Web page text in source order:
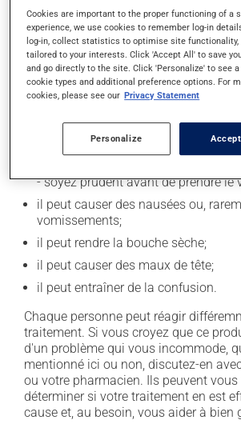
vous est permise, veuillez en discuter
pharmacien ou votre médecin.
Effets indésirables
En plus de ses effets recherchés, ce
l'occasion entraîner certains effets
secondaires), notamment :
- soyez prudent avant de prendre le
il peut causer des nausées ou,
vomissements;
il peut rendre la bouche sèche;
il peut causer des maux de tête;
il peut entraîner de la confusion.
Chaque personne peut réagir
traitement. Si vous croyez que ce
d'un problème qui vous incommode,
mentionné ici ou non, discutez-en
ou votre pharmacien. Ils peuvent vous
déterminer si votre traitement en est
cause et, au besoin, vous aider à bien
Cookies are important to the proper functioning of a
experience, we use cookies to remember log-in
log-in, collect statistics to optimise site functionality,
tailored to your interests. Click 'Accept All' to save
and go directly to the site. Click 'Personalize' to see
cookie types and additional preference options. For
cookies, please see our Privacy Statement
Personalize